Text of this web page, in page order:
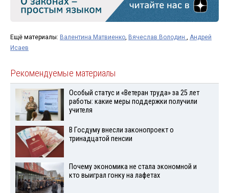
Ещё материалы: Валентина Матвиенко, Вячеслав Володин , Андрей
Исаев
Рекомендуемые материалы
Особый статус и «Ветеран труда» за 25 лет
работы: какие меры поддержки получили
учителя
В Госдуму внесли законопроект о
тринадцатой пенсии
Почему экономика не стала экономной и
кто выиграл гонку на лафетах